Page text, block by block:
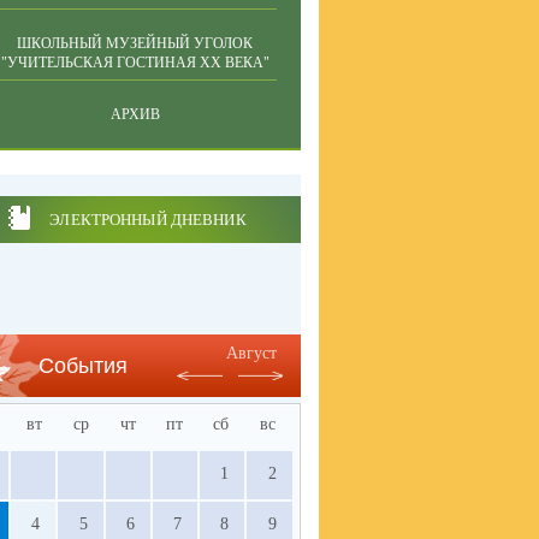
ШКОЛЬНЫЙ МУЗЕЙНЫЙ УГОЛОК
"УЧИТЕЛЬСКАЯ ГОСТИНАЯ ХХ ВЕКА"
АРХИВ
ЭЛЕКТРОННЫЙ ДНЕВНИК
События
Август
вт ср чт пт сб вс
1 2
4 5 6 7 8 9